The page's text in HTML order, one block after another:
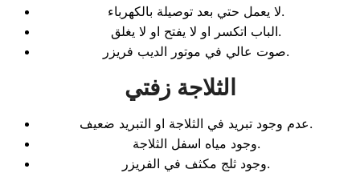
لا يعمل حتي بعد توصيلة بالكهرباء.
الباب اتكسر او لا يفتح او لا يغلق.
صوت عالي في موتور الديب فريزر.
الثلاجة زفتي
عدم وجود تبريد في الثلاجة او التبريد ضعيف.
وجود مياه اسفل الثلاجة.
وجود ثلج مكثف في الفريزر.